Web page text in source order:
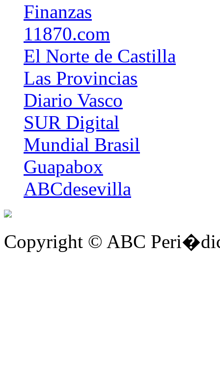
Finanzas
11870.com
El Norte de Castilla
Las Provincias
Diario Vasco
SUR Digital
Mundial Brasil
Guapabox
ABCdesevilla
Copyright © ABC